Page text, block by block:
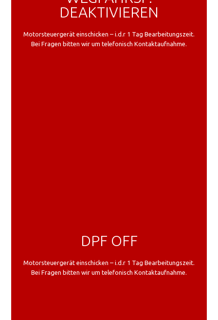
DEAKTIVIEREN
Motorsteuergerät einschicken – i.d.r 1 Tag Bearbeitungszeit.
Bei Fragen bitten wir um telefonisch Kontaktaufnahme.
DPF OFF
Motorsteuergerät einschicken – i.d.r 1 Tag Bearbeitungszeit.
Bei Fragen bitten wir um telefonisch Kontaktaufnahme.